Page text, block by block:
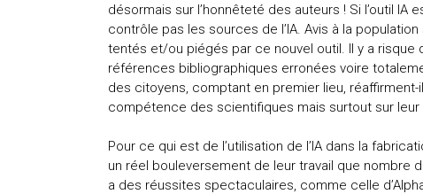
désormais sur l’honnêteté des auteurs ! Si l’outil IA
contrôle pas les sources de l’IA. Avis à la
tentés et/ou piégés par ce nouvel outil. Il y a risque
références bibliographiques erronées voire
des citoyens, comptant en premier lieu,
compétence des scientifiques mais surtout sur leur
Pour ce qui est de l’utilisation de l’IA dans la
un réel bouleversement de leur travail que nombre
a des réussites spectaculaires, comme celle